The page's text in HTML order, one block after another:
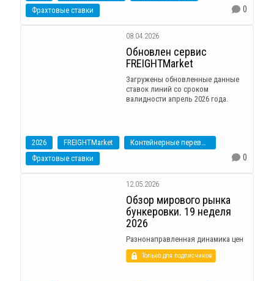
Фрахтовые ставки
0
08.04.2026
Обновлен сервис
FREIGHTMarket
Загружены обновленные данные
ставок линий со сроком
валидности апрель 2026 года.
2026 FREIGHTMarket
Контейнерные перевозки
Фрахтовые ставки
0
12.05.2026
Обзор мирового рынка
бункеровки. 19 неделя
2026
Разнонаправленная динамика цен
Только для подписчиков